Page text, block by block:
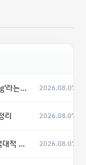
히 개발 중 2026.08.07
리 2026.08.07
될 것" 2026.08.07